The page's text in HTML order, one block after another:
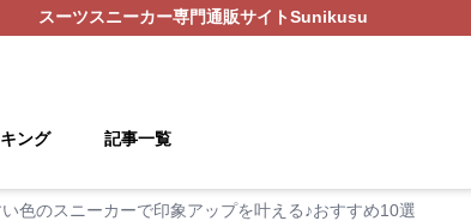
スーツスニーカー専門通販サイトSunikusu
ング 記事一覧
色のスニーカーで印象アップを叶える♪おすすめ10選